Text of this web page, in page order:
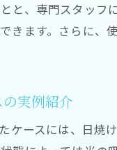
と、専門スタッ
きます。さらに
実例紹介
ケースには、日焼